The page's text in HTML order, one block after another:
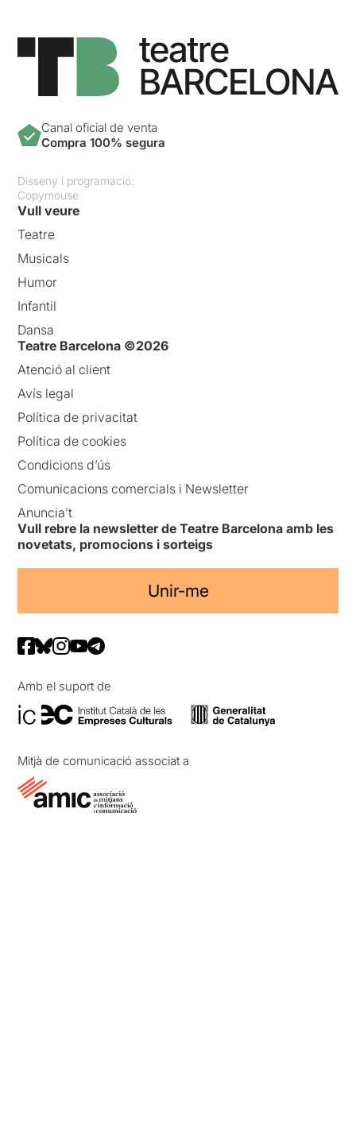
Canal oficial de venta
Compra 100% segura
Disseny i programació:
Copymouse
Vull veure
Teatre
Musicals
Humor
Infantil
Dansa
Teatre Barcelona ©2026
Atenció al client
Avís legal
Política de privacitat
Política de cookies
Condicions d’ús
Comunicacions comercials i Newsletter
Anuncia’t
Vull rebre la newsletter de Teatre Barcelona amb les
novetats, promocions i sorteigs
Unir-me
Amb el suport de
Mitjà de comunicació associat a